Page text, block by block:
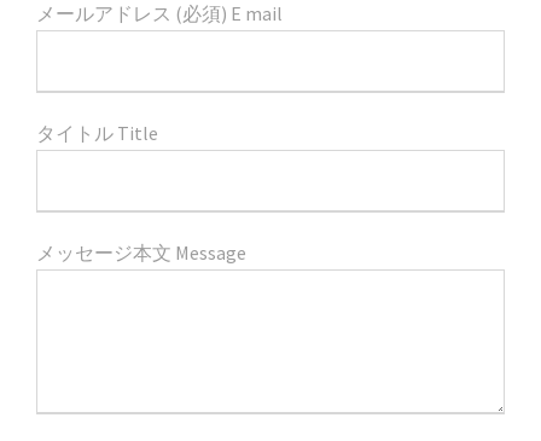
メールアドレス (必須) E mail
タイトル Title
メッセージ本文 Message